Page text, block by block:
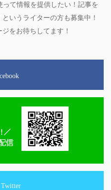
って情報を提供したい！記事を
いうライターの方も募集中！
をお待ちしてます！
Twitter